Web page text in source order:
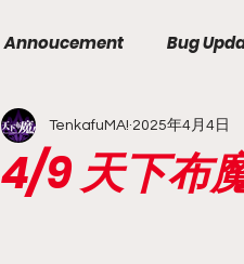
Annoucement Bug
4/9 天下布
TenkafuMA! 2025年4月4日